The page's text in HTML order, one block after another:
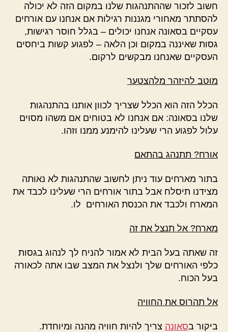
חשוב לזכור שההתנהגות שלנו במקום הזה לא יכולה
להסתתר מאחורי מגננות רגילות אם אנחנו עם אורחים
עסקיים בסאונה אנחנו יכולים – בגלל חוסר רגישות,
גסות שאיננה במקום וכן הלאה – לפגוע קשות ביחסים
העסקיים שאנחנו מבקשים לרקום.
מוטב להיזהר מלהצטער
הכלל הזה הוא הכלל שצריך לכוון אותנו בהתנהגות
שלנו בסאונה: אם אנחנו לא בטוחים אם משהו מסוים
עלול לפגוע הרי שעלינו להימנע ממנו וזהו.
אורח? תתנהג בהתאם
בתור מארחים עוד ניתן לחשוב שהתנהגות לא נאותה
מצידנו תיסלח אבל בתור אורחים הרי שעלינו לכבד את
המארח ולכבד את הכנסת האורחים לו.
מארח? אל תנצל את זה
זה שאתה בעל הבית לא אמור להניח לך לנהוג בגסות
כלפי האורחים שלך ולנצל את המצב שבו אתה לכאורה
בעל הכוח.
אל תהרוס את החוויה
ביקור בסאונה צריך להיות חוויה מהנה ומיוחדת.